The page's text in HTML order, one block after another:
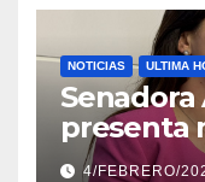
NOTICIAS ULTIMA
Senadora
presenta
violencia
4/FEBRERO/